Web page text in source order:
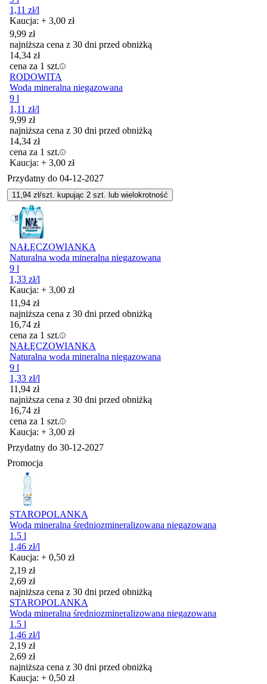
1,11 zł/l
Kaucja: + 3,00 zł
9,99 zł
najniższa cena z 30 dni przed obniżką
14,34 zł
cena za 1 szt.
RODOWITA
Woda mineralna niegazowana
9 l
1,11 zł/l
9,99 zł
najniższa cena z 30 dni przed obniżką
14,34 zł
cena za 1 szt.
Kaucja: + 3,00 zł
Przydatny do 04-12-2027
11,94 zł/szt. kupując 2 szt. lub wielokrotność
NAŁĘCZOWIANKA
Naturalna woda mineralna niegazowana
9 l
1,33 zł/l
Kaucja: + 3,00 zł
11,94 zł
najniższa cena z 30 dni przed obniżką
16,74 zł
cena za 1 szt.
NAŁĘCZOWIANKA
Naturalna woda mineralna niegazowana
9 l
1,33 zł/l
11,94 zł
najniższa cena z 30 dni przed obniżką
16,74 zł
cena za 1 szt.
Kaucja: + 3,00 zł
Przydatny do 30-12-2027
Promocja
STAROPOLANKA
Woda mineralna średniozmineralizowana niegazowana
1.5 l
1,46 zł/l
Kaucja: + 0,50 zł
Cena promocyjna
2,19 zł
2,69 zł
najniższa cena z 30 dni przed obniżką
STAROPOLANKA
Woda mineralna średniozmineralizowana niegazowana
1.5 l
1,46 zł/l
Cena promocyjna
2,19 zł
2,69 zł
najniższa cena z 30 dni przed obniżką
Kaucja: + 0,50 zł